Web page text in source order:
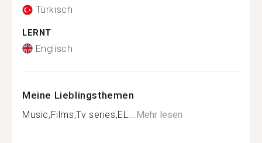
Türkisch
LERNT
Englisch
Meine Lieblingsthemen
Music,Films,Tv series,EL... Mehr lesen